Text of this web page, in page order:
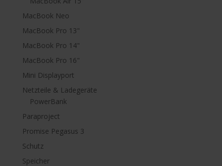
MacBook Neo
MacBook Pro 13"
MacBook Pro 14"
MacBook Pro 16"
Mini Displayport
Netzteile & Ladegeräte
PowerBank
Paraproject
Promise Pegasus 3
Schutz
Speicher